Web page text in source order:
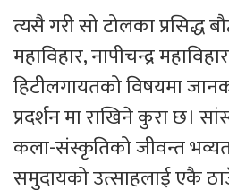
त्यसै गरी सो टोलका प्रसिद्ध
महा‌विहार, नापीचन्द्र
हिटीलगायतको विषयमा
प्रदर्शन मा राखिने कुरा छ।
कला-संस्कृतिको जीवन्त
समुदायको उत्साहलाई एकै